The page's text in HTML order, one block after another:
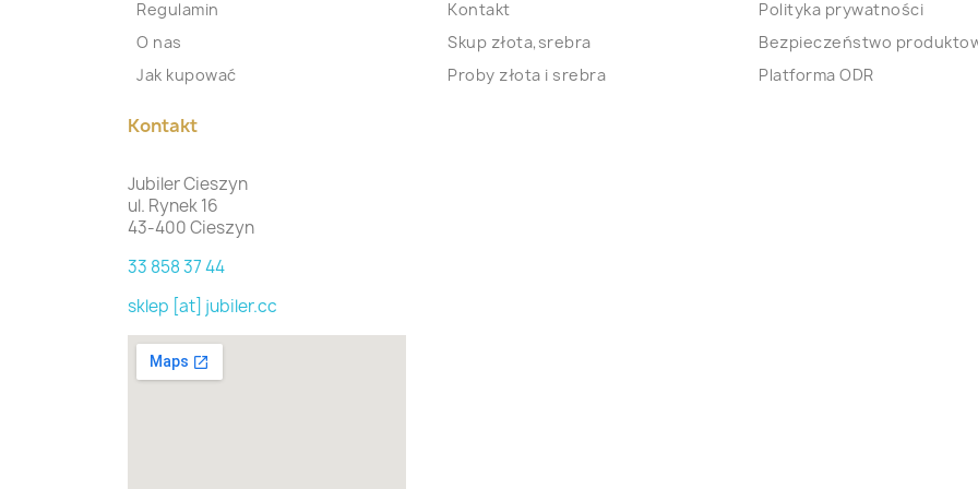
Regulamin
O nas
Jak kupować
Kontakt
Skup złota,srebra
Proby złota i srebra
Polityka prywatności
Bezpieczeństwo
Platforma ODR
Kontakt
Jubiler Cieszyn
ul. Rynek 16
43-400 Cieszyn
33 858 37 44
sklep [at] jubiler.cc